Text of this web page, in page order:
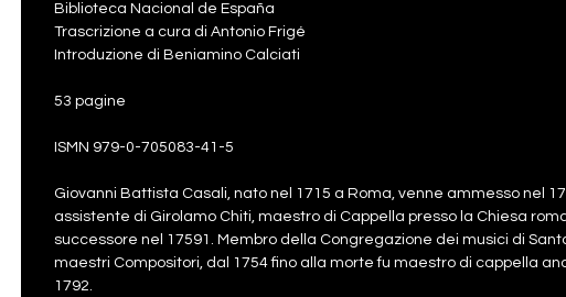
Biblioteca Nacional de España
Trascrizione a cura di Antonio Frigé
Introduzione di Beniamino Calciati
53 pagine
ISMN 979-0-705083-41-5
Giovanni Battista Casali, nato nel 1715 a Roma, venne ammesso nel
assistente di Girolamo Chiti, maestro di Cappella presso la Chiesa
successore nel 17591. Membro della Congregazione dei musici di
maestri Compositori, dal 1754 fino alla morte fu maestro di cappella
1792.